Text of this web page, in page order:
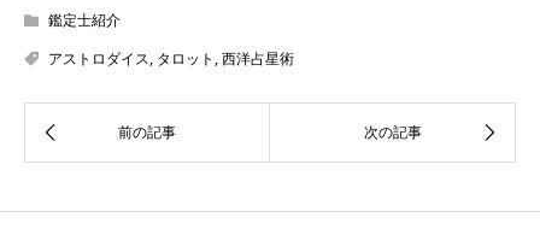
鑑定士紹介
アストロダイス, タロット ,西洋占星術